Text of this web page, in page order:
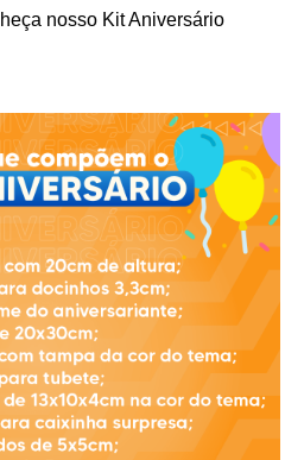
nosso Kit Aniversário